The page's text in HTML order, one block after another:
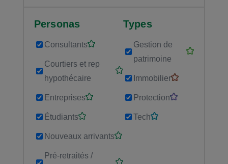
Personas
Consultants
Courtiers et rep
hypothécaire
Entreprises
Étudiants
Nouveaux arrivants
Pré-retraités /
Types
Gestion de
patrimoine
Immobilier
Protection
Tech
07:00